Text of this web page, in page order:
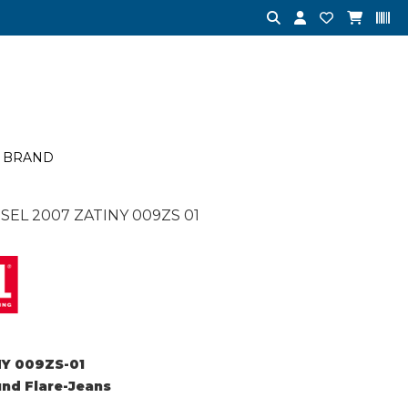
BRAND
2007 ZATINY 009ZS 01
009ZS-01
Flare-Jeans